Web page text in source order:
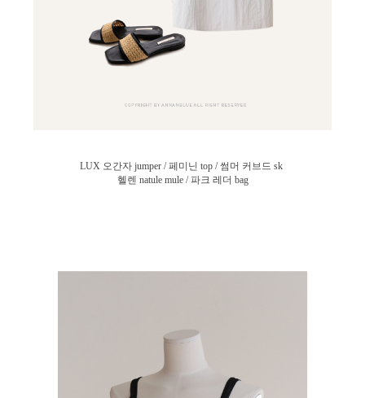
LUX 오간자 jumper / 페미닌 top /썸머 커브드 sk
헬렌 natule mule / 파크 레더 bag